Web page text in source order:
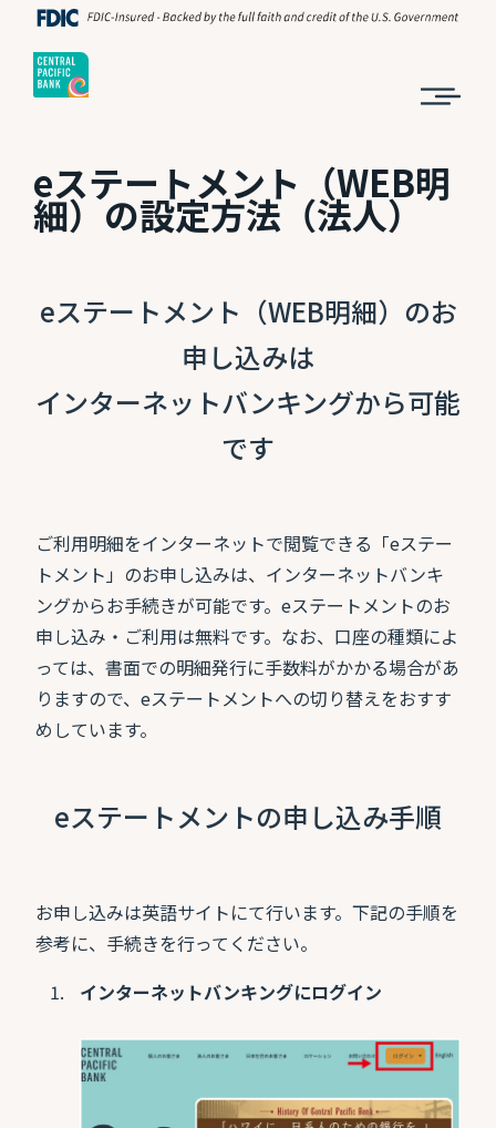
eステートメント（WEB明
細）の設定方法（法人）
eステートメント（WEB明細）のお
申し込みは
インターネットバンキングから可能
です
ご利用明細をインターネットで閲覧できる「eステー
トメント」のお申し込みは、インターネットバンキ
ングからお手続きが可能です。eステートメントのお
申し込み・ご利用は無料です。なお、口座の種類によ
っては、書面での明細発行に手数料がかかる場合があ
りますので、eステートメントへの切り替えをおすす
めしています。
eステートメントの申し込み手順
お申し込みは英語サイトにて行います。下記の手順を
参考に、手続きを行ってください。
インターネットバンキングにログイン